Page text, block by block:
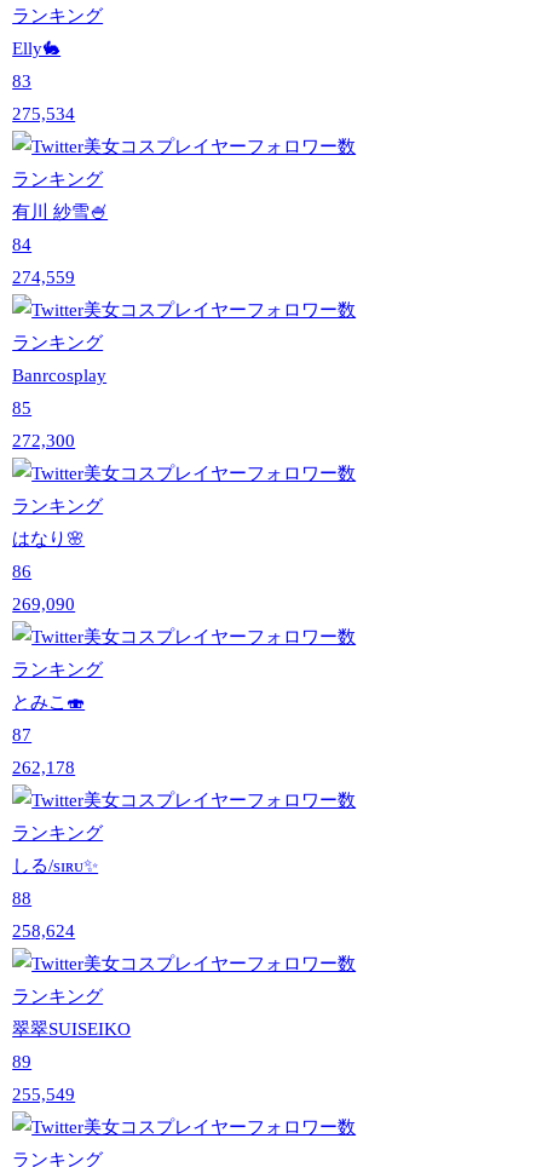
Elly🐇
83
275,534
有川 紗雪🍧
84
274,559
Banrcosplay
85
272,300
はなり🌸
86
269,090
とみこ🍣
87
262,178
しる/sɪʀᴜ✨
88
258,624
翠翠SUISEIKO
89
255,549